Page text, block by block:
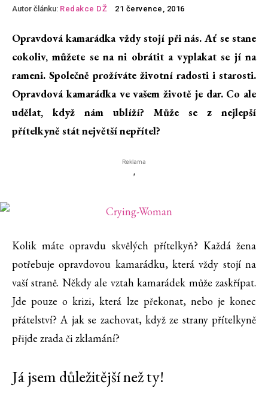
Autor článku: Redakce DŽ 21 července, 2016
Opravdová kamarádka vždy stojí při nás. Ať se stane
cokoliv, můžete se na ni obrátit a vyplakat se jí na
rameni. Společně prožíváte životní radosti i starosti.
Opravdová kamarádka ve vašem životě je dar. Co ale
udělat, když nám ublíží? Může se z nejlepší
přítelkyně stát největší nepřítel?
Reklama
'
Kolik máte opravdu skvělých přítelkyň? Každá žena
potřebuje opravdovou kamarádku, která vždy stojí na
vaší straně. Někdy ale vztah kamarádek může zaskřípat.
Jde pouze o krizi, která lze překonat, nebo je konec
přátelství? A jak se zachovat, když ze strany přítelkyně
přijde zrada či zklamání?
Já jsem důležitější než ty!